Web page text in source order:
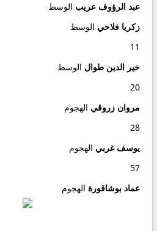
عبد الرؤوف عريب الوسط
زكريا فلاحي الوسط
11
خير الدين طوال الوسط
20
مروان زروقي الهجوم
28
يوسف غربي الهجوم
57
عماد بوشاقورة الهجوم